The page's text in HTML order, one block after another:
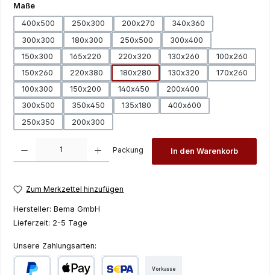
Maßeauswählen
400x500
250x300 200x270
340x360
300x300
180x300 250x500
300x400
150x300
165x220 220x320 130x260
100x260
150x260
220x380 180x280 130x320
170x260
100x300
150x200 140x450
200x400
300x500
350x450 135x180
400x600
250x350
200x300
Packung In den Warenkorb
Zum Merkzettel hinzufügen
Hersteller: Bema GmbH
Lieferzeit: 2-5 Tage
Unsere Zahlungsarten:
Vorkasse